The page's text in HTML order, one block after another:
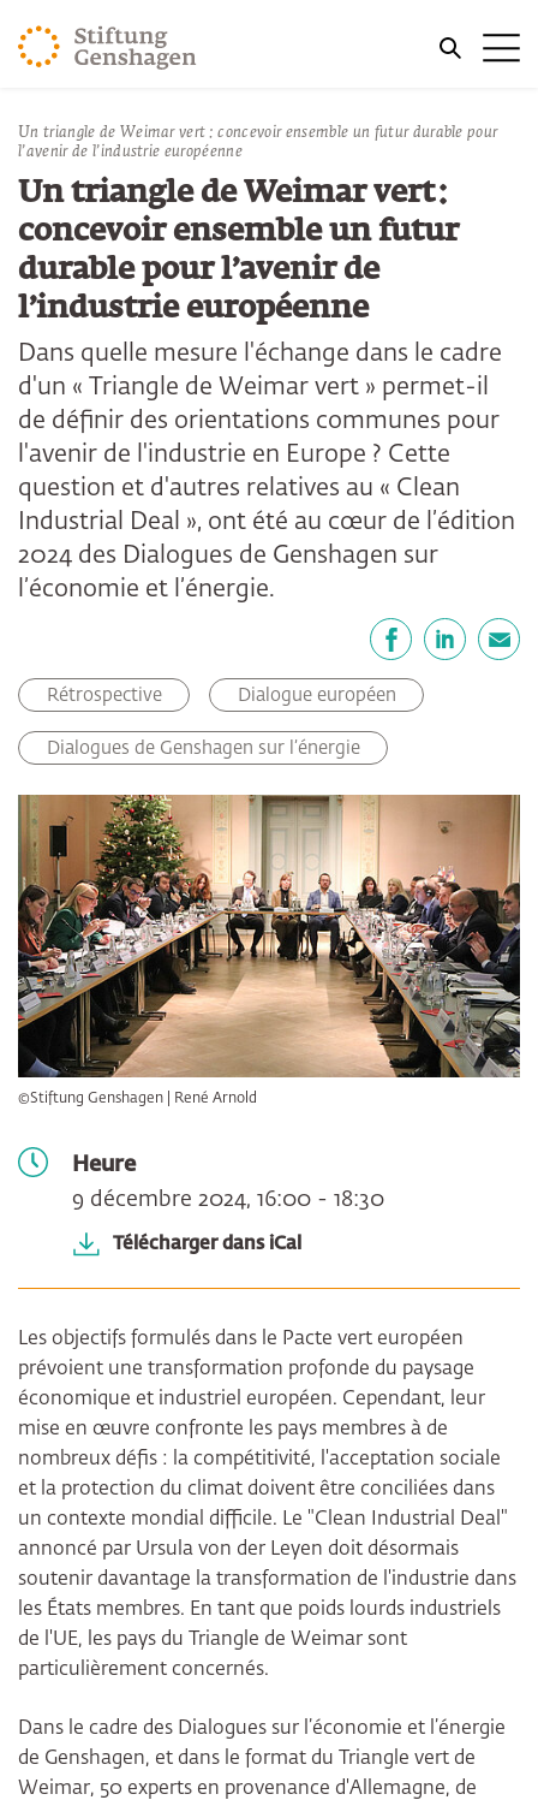
REVENIR AU CONTENU PRINCIPAL
REVENIR À LA RECHERCHE
Un triangle de Weimar vert : concevoir ensemble un futur durable pour
l’avenir de l’industrie européenne
Un triangle de Weimar vert :
concevoir ensemble un futur
durable pour l’avenir de
l’industrie européenne
Dans quelle mesure l'échange dans le cadre
d'un « Triangle de Weimar vert » permet-il
de définir des orientations communes pour
l'avenir de l'industrie en Europe ? Cette
question et d'autres relatives au « Clean
Industrial Deal », ont été au cœur de l’édition
2024 des Dialogues de Genshagen sur
l’économie et l’énergie.
Rétrospective Dialogue européen
Dialogues de Genshagen sur l’énergie
©Stiftung Genshagen | René Arnold
Heure
9 décembre 2024, 16:00 - 18:30
Télécharger dans iCal
Les objectifs formulés dans le Pacte vert européen
prévoient une transformation profonde du paysage
économique et industriel européen. Cependant, leur
mise en œuvre confronte les pays membres à de
nombreux défis : la compétitivité, l'acceptation sociale
et la protection du climat doivent être conciliées dans
un contexte mondial difficile. Le "Clean Industrial Deal"
annoncé par Ursula von der Leyen doit désormais
soutenir davantage la transformation de l'industrie dans
les États membres. En tant que poids lourds industriels
de l'UE, les pays du Triangle de Weimar sont
particulièrement concernés.
Dans le cadre des Dialogues sur l’économie et l’énergie
de Genshagen, et dans le format du Triangle vert de
Weimar, 50 experts en provenance d'Allemagne, de